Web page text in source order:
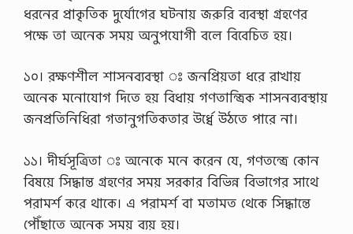
ধরনের প্রাকৃতিক দুর্যোগের ঘটনায় জরুরি ব্যবস্থা গ্রহণের
পক্ষে তা অনেক সময় অনুপযোগী বলে বিবেচিত হয়।
১০। রক্ষণশীল শাসনব্যবস্থা ঃ জনপ্রিয়তা ধরে রাখায়
অনেক মনোযোগ দিতে হয় বিধায় গণতান্ত্রিক শাসনব্যবস্থায়
জনপ্রতিনিধিরা গতানুগতিকতার উর্ধ্বে উঠতে পারে না।
১১। দীর্ঘসূত্রিতা ঃ অনেকে মনে করেন যে, গণতন্ত্রে কোন
বিষয়ে সিদ্ধান্ত গ্রহণের সময় সরকার বিভিন্ন বিভাগের সাথে
পরামর্শ করে থাকে। এ পরামর্শ বা মতামত থেকে সিদ্ধান্তে
পৌঁছাতে অনেক সময় ব্যয় হয়।